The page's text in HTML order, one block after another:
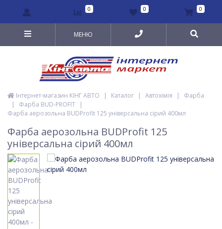
0 0 0
МЕНЮ
Інтернет-магазин КІНГ АВТО | Каталог | Автохімія |
Фарба
|
Фарба BUD-PROFIT
|
Фарба аерозольна BUDProfit 125 універсальна сірий 400мл
Фарба аерозольна BUDProfit 125
універсальна сірий 400мл